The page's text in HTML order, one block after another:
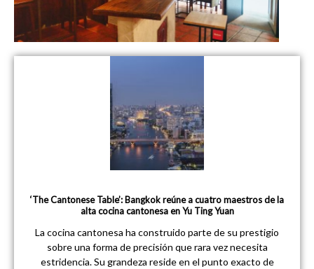
‘The Cantonese Table’: Bangkok reúne a cuatro maestros de la
alta cocina cantonesa en Yu Ting Yuan
La cocina cantonesa ha construido parte de su prestigio
sobre una forma de precisión que rara vez necesita
estridencia. Su grandeza reside en el punto exacto de